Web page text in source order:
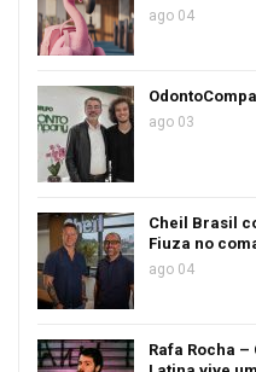
ago 04
ago 03
Cheil Brasil
Fiuza no
ago 04
Rafa Rocha –